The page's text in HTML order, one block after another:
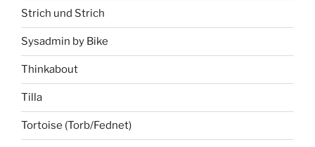
Strich und Strich
Sysadmin by Bike
Thinkabout
Tilla
Tortoise (Torb/Fednet)